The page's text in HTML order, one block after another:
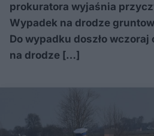
prokuratora wyjaśnia
Wypadek na drodze
Do wypadku doszło wczoraj
na drodze […]